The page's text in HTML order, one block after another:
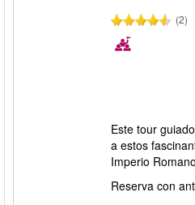
(2)
Este tour
a estos
Imperio
Reserva con